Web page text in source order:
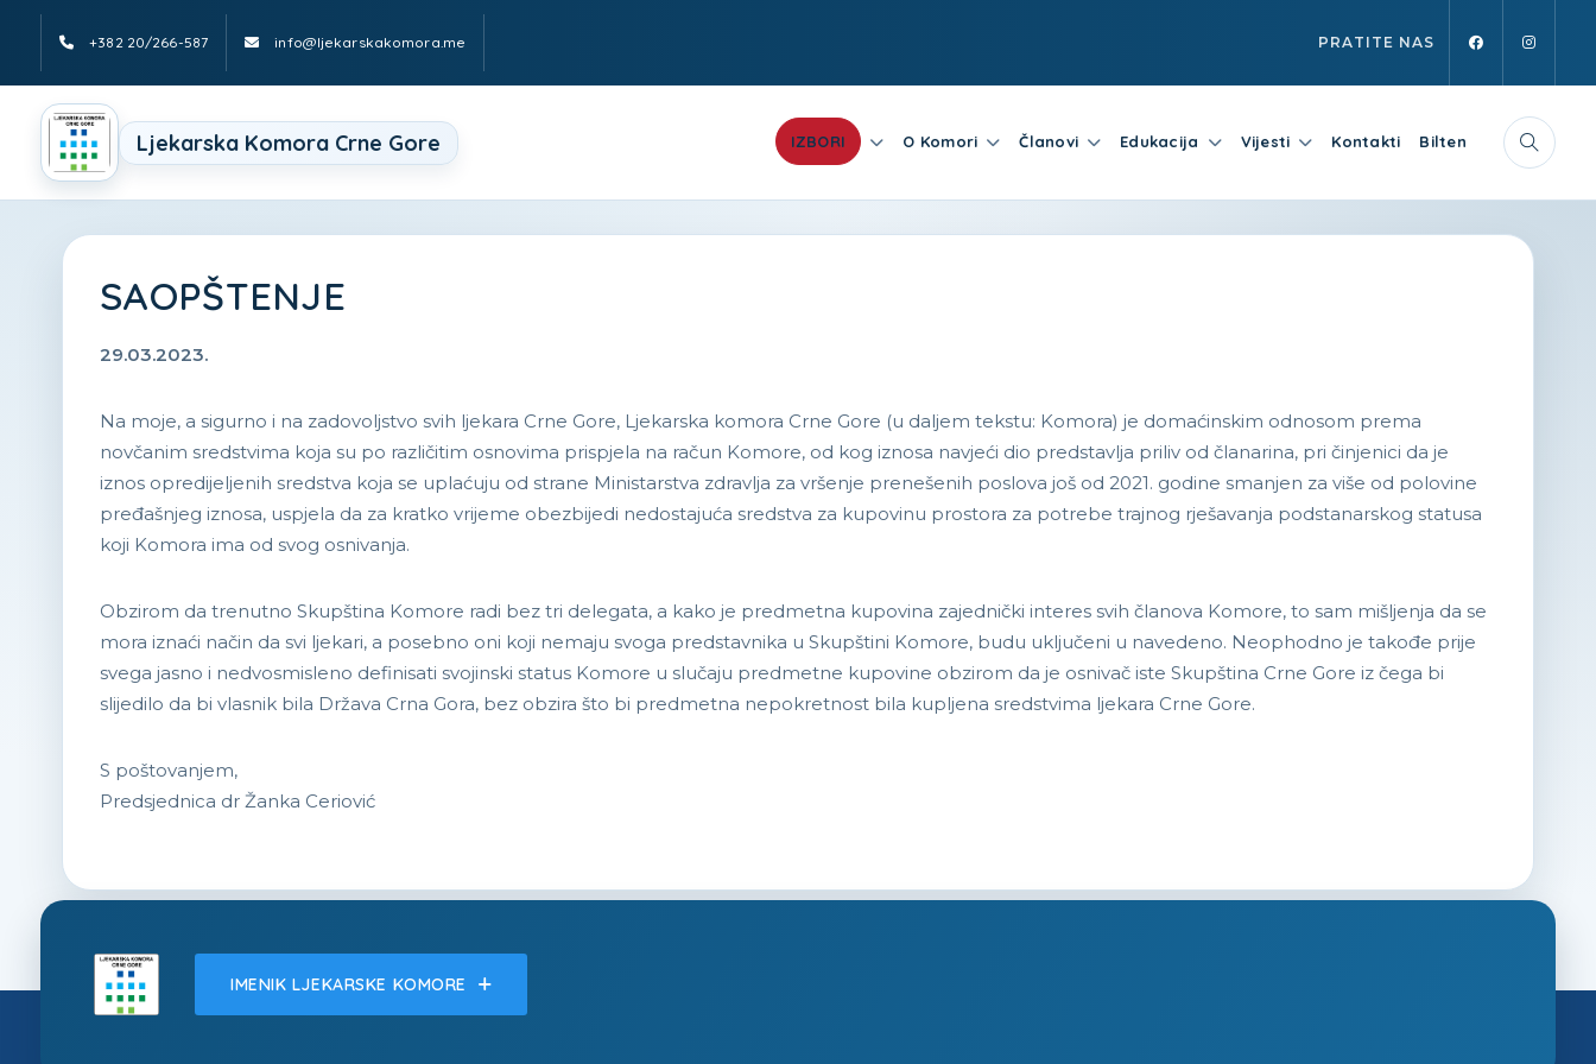
+382 20/266-587 info@ljekarskakomora.me PRATITE NAS
Ljekarska Komora Crne Gore IZBORI O Komori Članovi Edukacija Vijesti Kontakti Bilten
SAOPŠTENJE
29.03.2023.
Na moje, a sigurno i na zadovoljstvo svih ljekara Crne Gore, Ljekarska komora Crne Gore (u daljem tekstu: Komora) je domaćinskim odnosom prema
novčanim sredstvima koja su po različitim osnovima prispjela na račun Komore, od kog iznosa navjeći dio predstavlja priliv od članarina, pri činjenici da je
iznos opredijeljenih sredstva koja se uplaćuju od strane Ministarstva zdravlja za vršenje prenešenih poslova još od 2021. godine smanjen za više od polovine
pređašnjeg iznosa, uspjela da za kratko vrijeme obezbijedi nedostajuća sredstva za kupovinu prostora za potrebe trajnog rješavanja podstanarskog statusa
koji Komora ima od svog osnivanja.
Obzirom da trenutno Skupština Komore radi bez tri delegata, a kako je predmetna kupovina zajednički interes svih članova Komore, to sam mišljenja da se
mora iznaći način da svi ljekari, a posebno oni koji nemaju svoga predstavnika u Skupštini Komore, budu uključeni u navedeno. Neophodno je takođe prije
svega jasno i nedvosmisleno definisati svojinski status Komore u slučaju predmetne kupovine obzirom da je osnivač iste Skupština Crne Gore iz čega bi
slijedilo da bi vlasnik bila Država Crna Gora, bez obzira što bi predmetna nepokretnost bila kupljena sredstvima ljekara Crne Gore.
S poštovanjem,
Predsjednica dr Žanka Ceriović
IMENIK LJEKARSKE KOMORE